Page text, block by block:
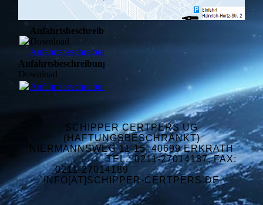
Anfahrtsbeschreibung
Download
Anfahrtsbeschreibung.pdf
Anfahrtsbeschreibung
Download
Anfahrtsbeschreibung.pdf
(568.79KB)
SCHIPPER CERTPERS UG
(HAFTUNGSBESCHRÄNKT)
NIERMANNSWEG 11-15, 40699 ERKRATH
TEL.: 0211-27014187, FAX:
0211-27014189
INFO[AT]SCHIPPER-CERTPERS.DE